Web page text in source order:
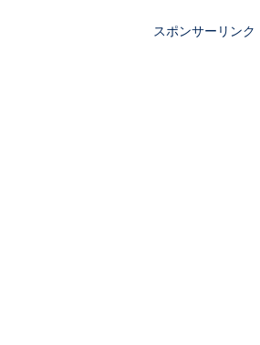
スポンサーリンク